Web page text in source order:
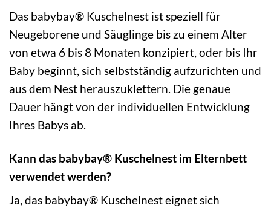
Das babybay® Kuschelnest ist speziell für
Neugeborene und Säuglinge bis zu einem Alter
von etwa 6 bis 8 Monaten konzipiert, oder bis Ihr
Baby beginnt, sich selbstständig aufzurichten und
aus dem Nest herauszuklettern. Die genaue
Dauer hängt von der individuellen Entwicklung
Ihres Babys ab.
Kann das babybay® Kuschelnest im Elternbett
verwendet werden?
Ja, das babybay® Kuschelnest eignet sich